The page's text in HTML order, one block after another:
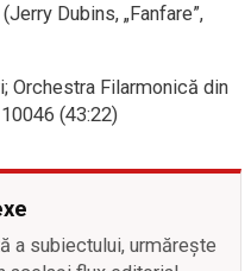
(Jerry Dubins, „Fanfare”,
Orchestra Filarmonică din
(43:22)
a subiectului, urmărește